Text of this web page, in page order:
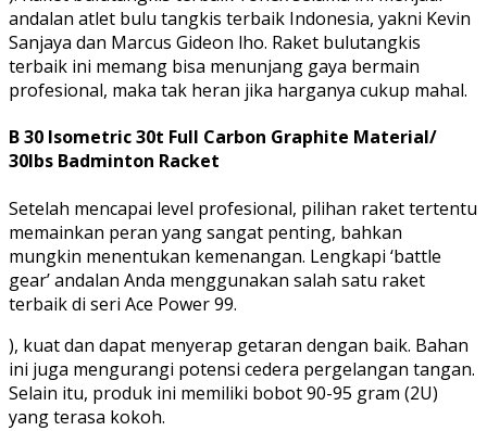
andalan atlet bulu tangkis terbaik Indonesia, yakni Kevin
Sanjaya dan Marcus Gideon lho. Raket bulutangkis
terbaik ini memang bisa menunjang gaya bermain
profesional, maka tak heran jika harganya cukup mahal.
B 30 Isometric 30t Full Carbon Graphite Material/
30lbs Badminton Racket
Setelah mencapai level profesional, pilihan raket tertentu
memainkan peran yang sangat penting, bahkan
mungkin menentukan kemenangan. Lengkapi ‘battle
gear’ andalan Anda menggunakan salah satu raket
terbaik di seri Ace Power 99.
), kuat dan dapat menyerap getaran dengan baik. Bahan
ini juga mengurangi potensi cedera pergelangan tangan.
Selain itu, produk ini memiliki bobot 90-95 gram (2U)
yang terasa kokoh.